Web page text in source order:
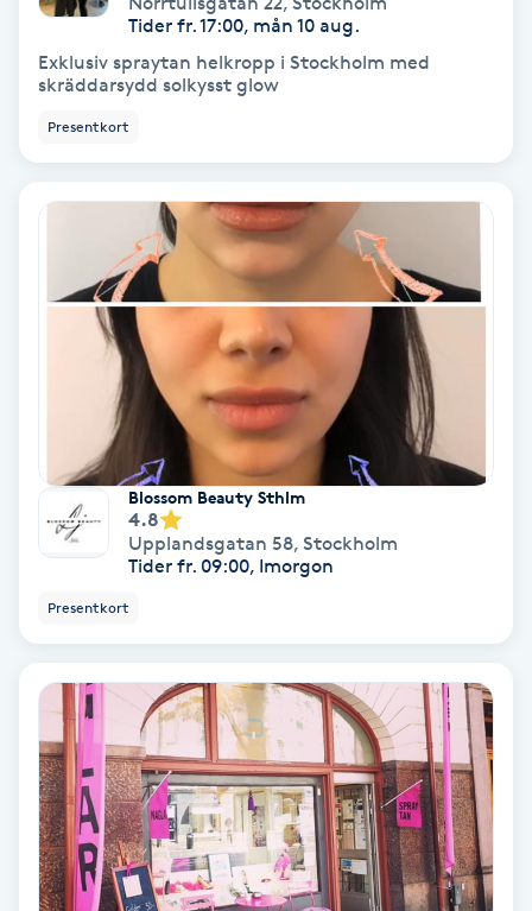
Color correction
Cryoterapi
Diamantslipning
Enzympeeling
Extensions
Extensions borttagning
Eyeliner-tatuering
Face framing
Faceliftmassage
Fet hårbotten
Fettreducering
Tider fr. 17:00, mån 10 aug.
Exklusiv spraytan helkropp i Stockholm med
skräddarsydd solkysst glow
Presentkort
Blossom Beauty Sthlm
4.8
Upplandsgatan 58, Stockholm
Tider fr. 09:00, Imorgon
Presentkort